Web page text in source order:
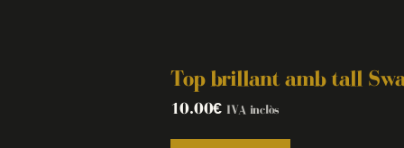
Top brillant amb tall
10.00€ IVA inclòs